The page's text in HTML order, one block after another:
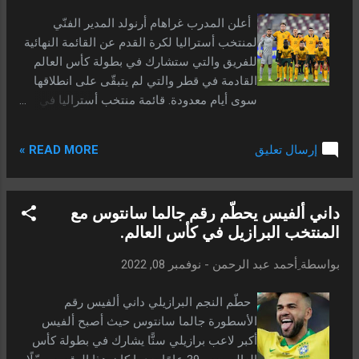
المجموعة، وهي ما سيجعل سواريز يطير مع
منتخب الأوروغواي إلى نهائيات كأس العالم في
قطر. ويعد سواريز هو الهدّاف التاريخي لمنتخب
الأوروغواي برصيد 68 هدف من 134 مباراة دوليّة
خاضها رفقة منتخب بلاده. منتخب الأوروغواي في
كأس العالم. ومن الجدير بالذكر أن منتخب
في إطار منافسات المجموعة الثامنة بجانب
أعلن المدرب غراهام أرنولد المدير الفنّي
لمنتخب أستراليا لكرة القدم عن القائمة النهائية
للفريق والتي ستشارك في بطولة كأس العالم
القادمة في قطر والتي لم يتبقّى على انطلاقها
سوى أيام معدودة. قائمة منتخب أستراليا في
رايان، داني فوكوفيتش. وفي خط الدفاع:جويل
كينغ،كي روليز،هاري سوتار،بيلي رايت،ناثانيال
ديجينيك،توماس دينغ. وفي خط الوسط:جاكسون
إيرفين،رايلي ماكغري،آرون موي،كيانو
المقدّمة:غارانغ كول،ماثيو ليكي،أوير مابيل،جيمي
ماكلارين،مارتن بويل،جايسون كامينغيز،ميتش
ديوك،كريك جودوين. منتخب أستراليا في كأس
العالم. وقد أوقعت قرعة كأس العالم في قطر
المنتخب الأسترالي في إطار منافسات
إرسال تعليق READ MORE »
داني ألفيس يحطّم رقم جالما سانتوس مع
المنتخب البرازيل في كأس العالم.
بواسطة ِأحمد عبد الرحمن - نوفمبر 08, 2022
حطّم النجم البرازيلي داني ألفيس رقم
الأسطورة جالما سانتوس حيث أصبح ألفيس
أكبر لاعب برازيلي سنًّا يشارك في بطولة كأس